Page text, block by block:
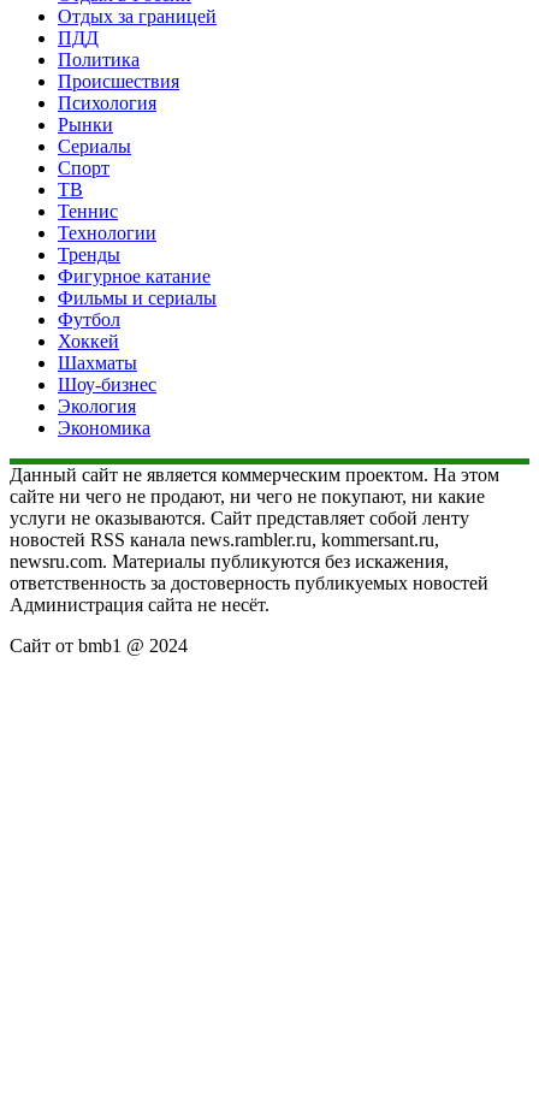
Отдых за границей
ПДД
Политика
Происшествия
Психология
Рынки
Сериалы
Спорт
ТВ
Теннис
Технологии
Тренды
Фигурное катание
Фильмы и сериалы
Футбол
Хоккей
Шахматы
Шоу-бизнес
Экология
Экономика
Данный сайт не является коммерческим проектом. На этом
сайте ни чего не продают, ни чего не покупают, ни какие
услуги не оказываются. Сайт представляет собой ленту
новостей RSS канала news.rambler.ru, kommersant.ru,
newsru.com. Материалы публикуются без искажения,
ответственность за достоверность публикуемых новостей
Администрация сайта не несёт.
Сайт от bmb1 @ 2024